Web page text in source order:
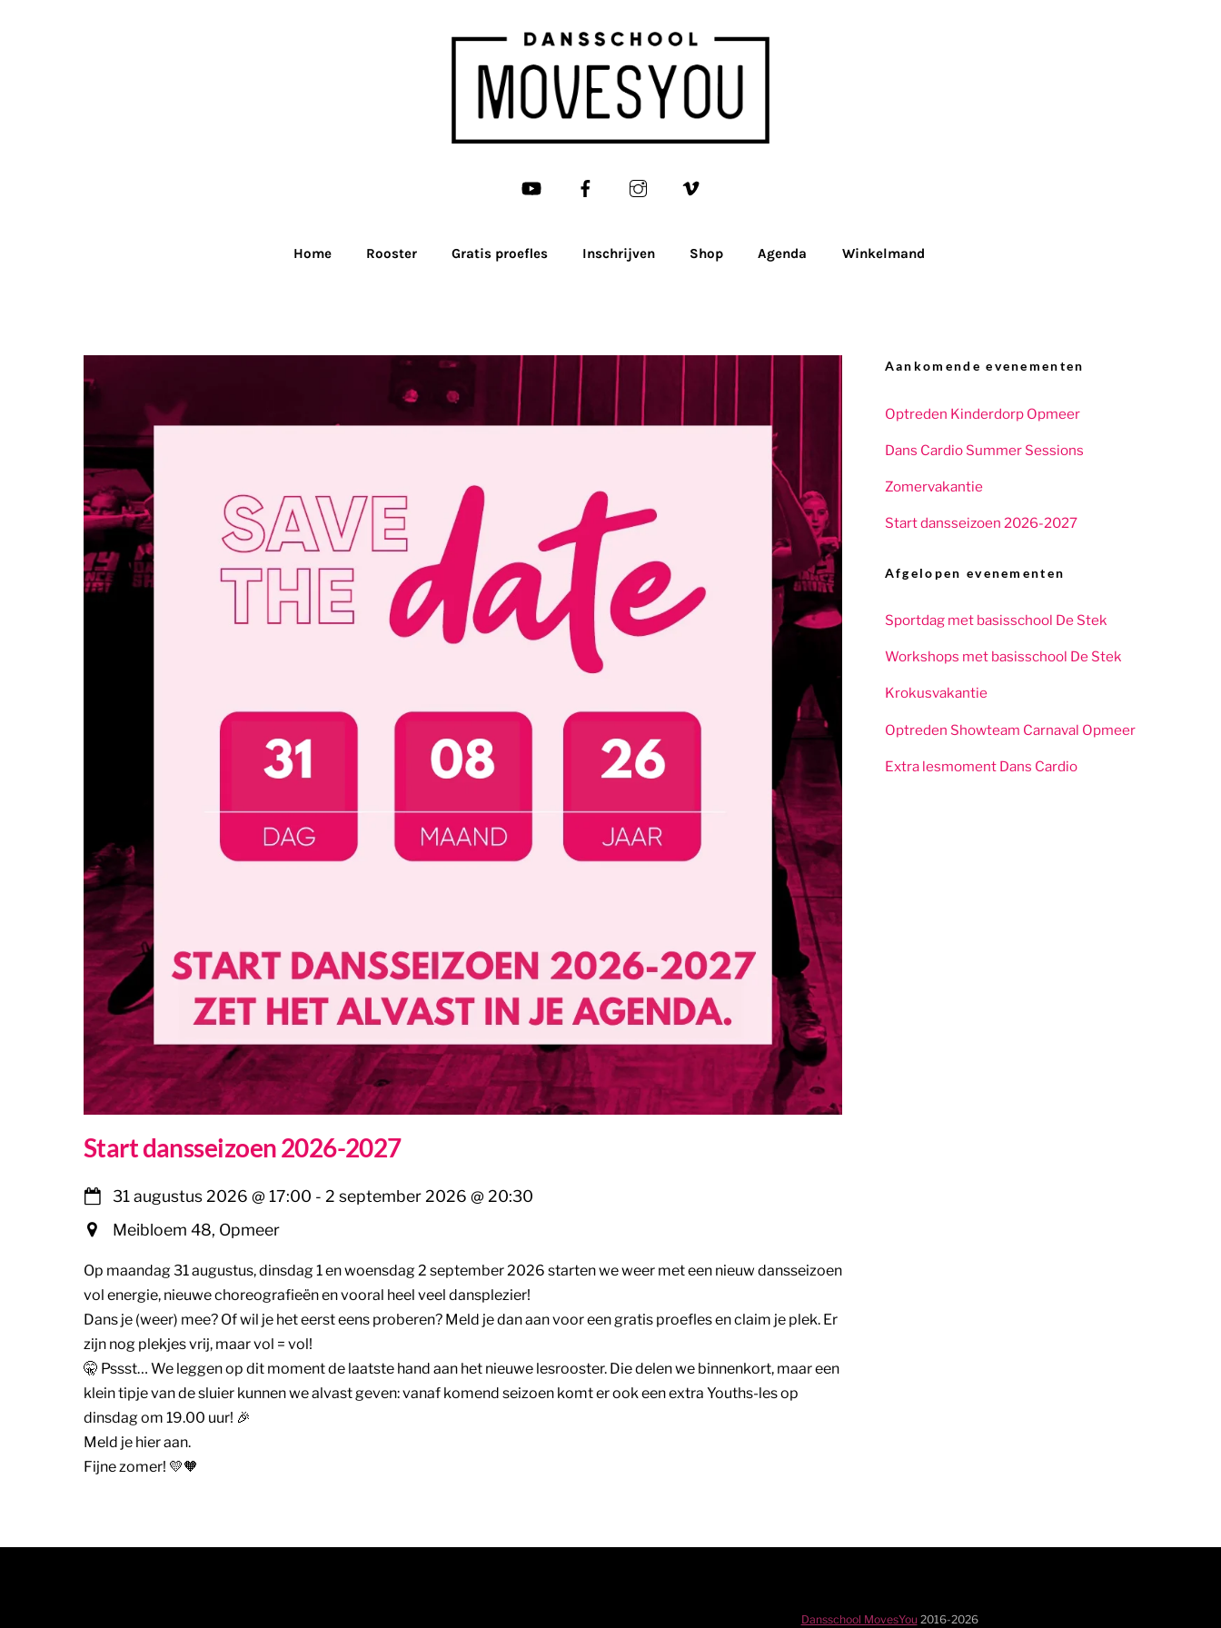
Home Rooster Gratis proefles Inschrijven Shop Agenda Winkelmand
Start dansseizoen 2026-2027
31 augustus 2026 @ 17:00 - 2 september 2026 @ 20:30
Meibloem 48, Opmeer
Op maandag 31 augustus, dinsdag 1 en woensdag 2 september 2026 starten we weer met een nieuw dansseizoen
vol energie, nieuwe choreografieën en vooral heel veel dansplezier!
Dans je (weer) mee? Of wil je het eerst eens proberen? Meld je dan aan voor een gratis proefles en claim je plek. Er
zijn nog plekjes vrij, maar vol = vol!
🤫 Pssst… We leggen op dit moment de laatste hand aan het nieuwe lesrooster. Die delen we binnenkort, maar een
klein tipje van de sluier kunnen we alvast geven: vanaf komend seizoen komt er ook een extra Youths-les op
dinsdag om 19.00 uur! 🎉
Meld je hier aan.
Fijne zomer! 💛🧡
Aankomende evenementen
Optreden Kinderdorp Opmeer
Dans Cardio Summer Sessions
Zomervakantie
Start dansseizoen 2026-2027
Afgelopen evenementen
Sportdag met basisschool De Stek
Workshops met basisschool De Stek
Krokusvakantie
Optreden Showteam Carnaval Opmeer
Extra lesmoment Dans Cardio
Dansschool MovesYou2016-2026